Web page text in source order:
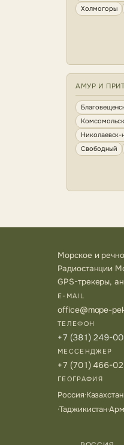
Холмогоры
АМУР И
Свободный
Морское и
Радиостанции
GPS-трекеры,
E-MAIL
office@mope-
ТЕЛЕФОН
+7 (381) 249-
МЕССЕНДЖЕР
+7 (701) 466-
ГЕОГРАФИЯ
Россия·Казахстан
·Таджикистан·